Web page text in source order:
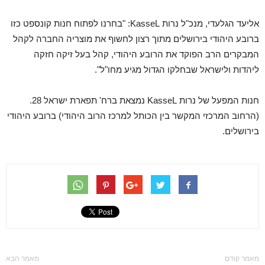
אליעד הגלעדי, מנכ"ל נרות KasseL: "בחרנו לפתוח חנות קונספט כזו
ברובע היהודי בירושלים מתוך רצון לחשוף את מוצריה החברה לקהל
המבקרים הרב הפוקד את הרובע היהודי, קהל בעל זיקה חזקה
ליהדות ולישראל שבחלקו הגדול מגיע מחו"ל".
חנות המפעל של נרות KasseL נמצאת ברח' תפארת ישראל 28.
(הרחוב המרכזי המקשר בין הכותל למרכז הרוב היהודי) ברובע היהודי
בירושלים.
מאמר קודם מאמר הבא